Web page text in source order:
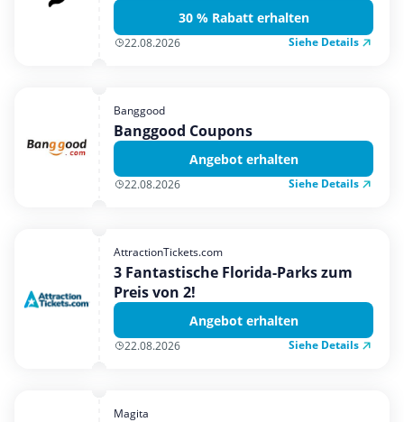
30 % Rabatt erhalten
22.08.2026 Siehe Details
Banggood
Banggood Coupons
Angebot erhalten
22.08.2026 Siehe Details
AttractionTickets.com
3 Fantastische Florida-Parks zum
Preis von 2!
Angebot erhalten
22.08.2026 Siehe Details
Magita